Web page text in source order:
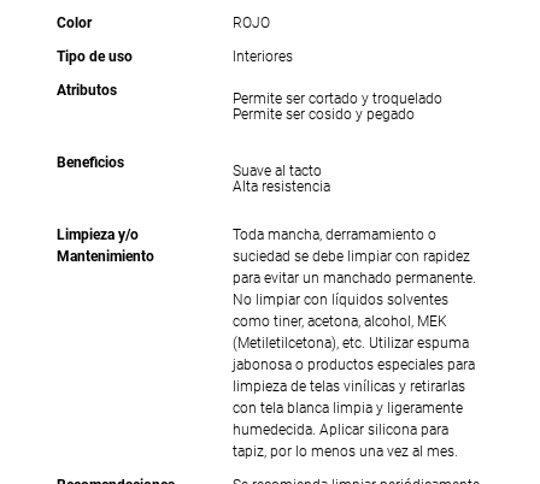
Color
ROJO
Tipo de uso
Interiores
Atributos
Permite ser cortado y troquelado
Permite ser cosido y pegado
Beneficios
Suave al tacto
Alta resistencia
Limpieza y/o
Mantenimiento
Toda mancha, derramamiento o
suciedad se debe limpiar con rapidez
para evitar un manchado permanente.
No limpiar con líquidos solventes
como tiner, acetona, alcohol, MEK
(Metiletilcetona), etc. Utilizar espuma
jabonosa o productos especiales para
limpieza de telas vinílicas y retirarlas
con tela blanca limpia y ligeramente
humedecida. Aplicar silicona para
tapiz, por lo menos una vez al mes.